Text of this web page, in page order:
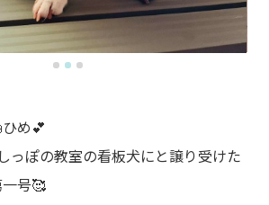
め💕
っぽの教室の看板犬にと譲り受けた
号🥰